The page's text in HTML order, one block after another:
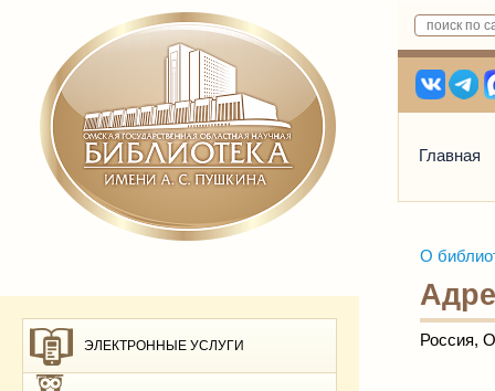
Главная
ЭЛЕКТРОННЫЕ УСЛУГИ
О
Россия,